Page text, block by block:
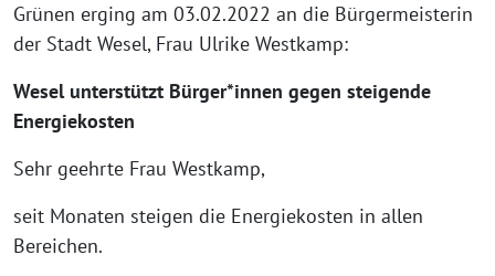
Grünen erging am 03.02.2022 an die Bürgermeisterin
der Stadt Wesel, Frau Ulrike Westkamp:
Wesel unterstützt Bürger*innen gegen steigende
Energiekosten
Sehr geehrte Frau Westkamp,
seit Monaten steigen die Energiekosten in allen
Bereichen.